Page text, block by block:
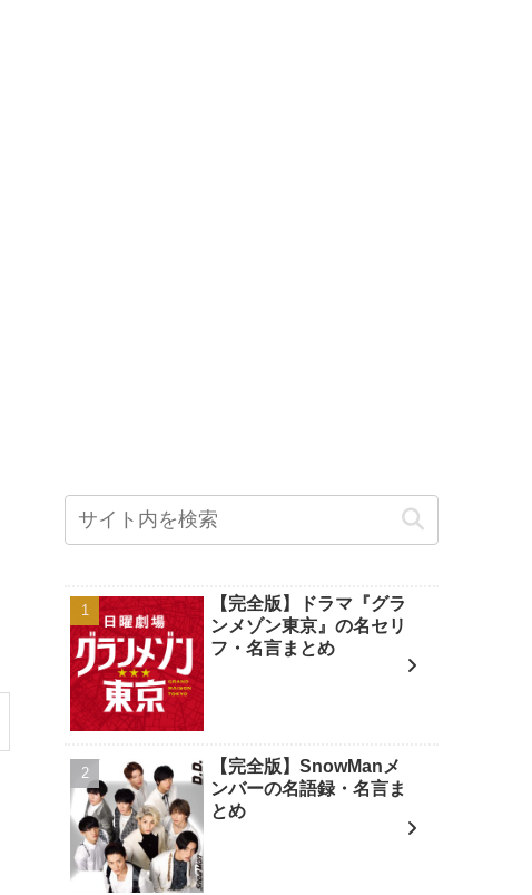
【完全版】ドラマ『グラ
ンメゾン東京』の名セリ
フ・名言まとめ
【完全版】SnowManメ
ンバーの名語録・名言ま
とめ